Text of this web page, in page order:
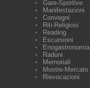
Gare-Sportive
Manifestazioni
Convegni
Riti-Religiosi
Reading
Escursioni
Enogastronomia
Raduni
Memoriali
Mostre-Mercato
Rievocazioni